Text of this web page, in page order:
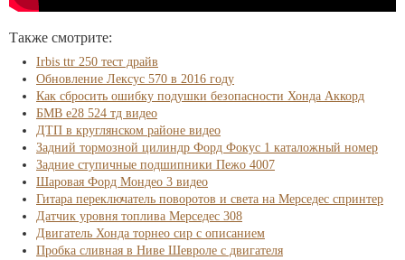
Также смотрите:
Irbis ttr 250 тест драйв
Обновление Лексус 570 в 2016 году
Как сбросить ошибку подушки безопасности Хонда Аккорд
БМВ е28 524 тд видео
ДТП в круглянском районе видео
Задний тормозной цилиндр Форд Фокус 1 каталожный номер
Задние ступичные подшипники Пежо 4007
Шаровая Форд Мондео 3 видео
Гитара переключатель поворотов и света на Мерседес спринтер
Датчик уровня топлива Мерседес 308
Двигатель Хонда торнео сир с описанием
Пробка сливная в Ниве Шевроле с двигателя